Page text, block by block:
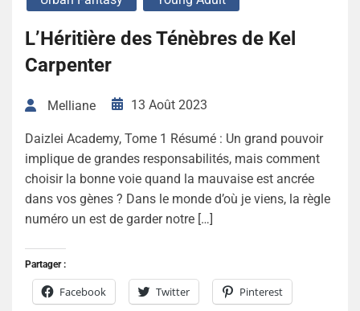
L’Héritière des Ténèbres de Kel
Carpenter
Melliane 13 Août 2023
Daizlei Academy, Tome 1 Résumé : Un grand pouvoir
implique de grandes responsabilités, mais comment
choisir la bonne voie quand la mauvaise est ancrée
dans vos gènes ? Dans le monde d’où je viens, la règle
numéro un est de garder notre […]
Partager :
Facebook Twitter Pinterest